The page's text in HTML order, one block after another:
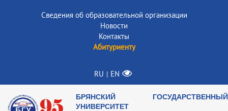
Сведения об образовательной организации
Новости
Контакты
Абитуриенту
RU | EN
БРЯНСКИЙ ГОСУДАРСТВЕННЫЙ
УНИВЕРСИТЕТ